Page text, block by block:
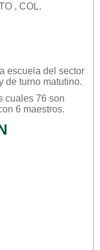
, COL.
escuela del sector
de turno matutino.
cuales 76 son
6 maestros.